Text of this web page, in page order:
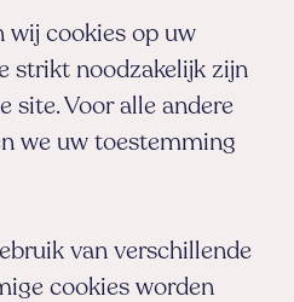
wij cookies op uw
strikt noodzakelijk zijn
site. Voor alle andere
we uw toestemming
van verschillende
cookies worden